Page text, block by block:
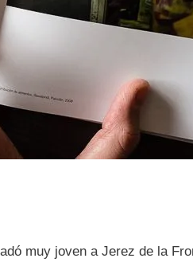
muy joven a Jerez de la